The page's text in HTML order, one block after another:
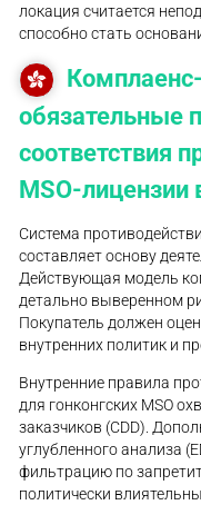
локация считается
способно стать
обязательные
соответствия
MSO-лицензии
Система
составляет основу
Действующая модель
детально выверенном
Покупатель должен
внутренних политик и
Внутренние правила
для гонконгских MSO
заказчиков (CDD).
углубленного анализа
фильтрацию по
политически